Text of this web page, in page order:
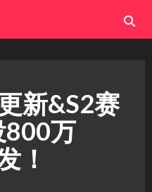
新&S2赛
800万
！